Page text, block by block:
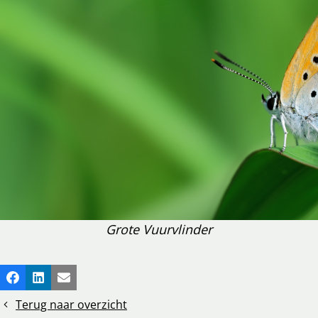
Grote Vuurvlinder
Deel
dit
bericht
Facebook
LinkedInE-mail
Terug naar overzicht